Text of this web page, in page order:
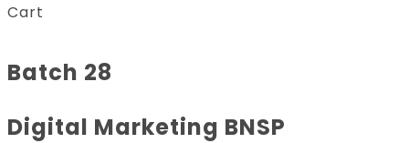
Cart
Batch 28
Digital Marketing BNSP